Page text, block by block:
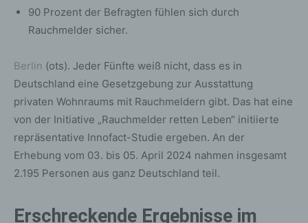
90 Prozent der Befragten fühlen sich durch
Rauchmelder sicher.
Berlin (ots). Jeder Fünfte weiß nicht, dass es in
Deutschland eine Gesetzgebung zur Ausstattung
privaten Wohnraums mit Rauchmeldern gibt. Das hat eine
von der Initiative „Rauchmelder retten Leben“ initiierte
repräsentative Innofact-Studie ergeben. An der
Erhebung vom 03. bis 05. April 2024 nahmen insgesamt
2.195 Personen aus ganz Deutschland teil.
Erschreckende Ergebnisse im